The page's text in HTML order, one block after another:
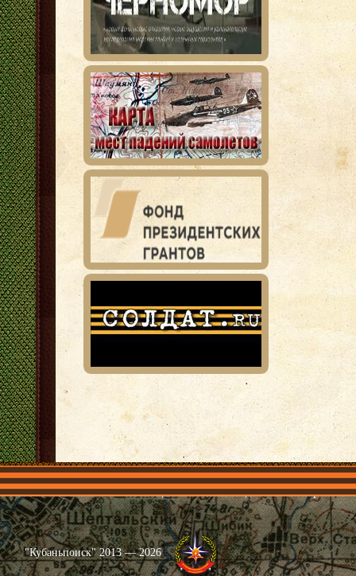
Главная Имена Общественные объединения Проекты
"Кубаньпоиск" 2013 — 2026